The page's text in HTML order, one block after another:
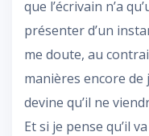
que l’écrivain n’a
présenter d’un
me doute, au
manières encore de
devine qu’il ne
Et si je pense qu’il